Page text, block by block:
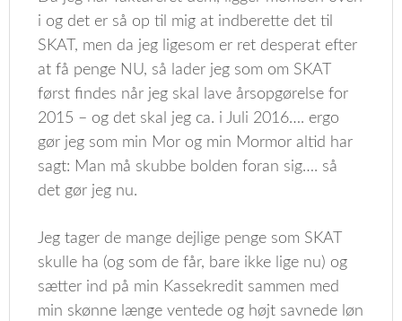
i og det er så op til mig at indberette det til
SKAT, men da jeg ligesom er ret desperat efter
at få penge NU, så lader jeg som om SKAT
først findes når jeg skal lave årsopgørelse for
2015 – og det skal jeg ca. i Juli 2016…. ergo
gør jeg som min Mor og min Mormor altid har
sagt: Man må skubbe bolden foran sig…. så
det gør jeg nu.
Jeg tager de mange dejlige penge som SKAT
skulle ha (og som de får, bare ikke lige nu) og
sætter ind på min Kassekredit sammen med
min skønne længe ventede og højt savnede løn